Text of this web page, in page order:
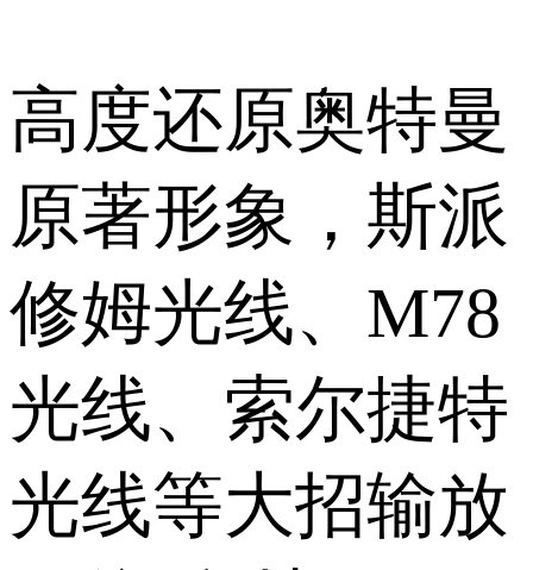
高度还原奥特曼
原著形象，斯派
修姆光线、M78
光线、索尔捷特
光线等大招输放